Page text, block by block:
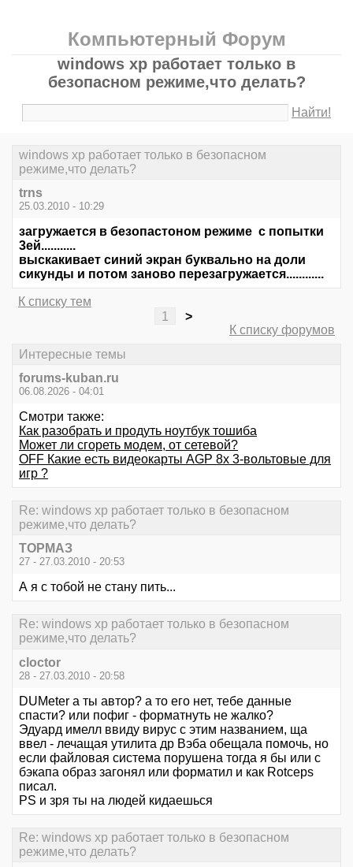
Компьютерный Форум
windows xp работает только в
безопасном режиме,что делать?
Найти!
windows xp работает только в безопасном
режиме,что делать?
trns
25.03.2010 - 10:29
загружается в безопастоном режиме с попытки
3ей...........
выскакивает синий экран буквально на доли
сикунды и потом заново перезагружается............
К списку тем
1
>
К списку форумов
Интересные темы
forums-kuban.ru
06.08.2026 - 04:01
Смотри также:
Как разобрать и продуть ноутбук тошиба
Может ли сгореть модем, от сетевой?
OFF Какие есть видеокарты AGP 8x 3-вольтовые для
игр ?
Re: windows xp работает только в безопасном
режиме,что делать?
ТОРМАЗ
27 - 27.03.2010 - 20:53
А я с тобой не стану пить...
Re: windows xp работает только в безопасном
режиме,что делать?
cloctor
28 - 27.03.2010 - 20:58
DUMeter а ты автор? а то его нет, тебе данные
спасти? или пофиг - форматнуть не жалко?
Эдуард имелл ввиду вирус с этим названием, ща
ввел - лечащая утилита др Вэба обещала помочь, но
если файловая система порушена тогда я бы или с
бэкапа образ загонял или форматил и как Rotceps
писал.
PS и зря ты на людей кидаешься
Re: windows xp работает только в безопасном
режиме,что делать?